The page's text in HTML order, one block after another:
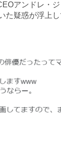
アンドレ・
た疑惑が浮上し